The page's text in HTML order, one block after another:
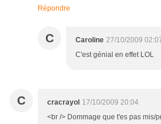
Répondre
C Caroline 27/10/2009
C'est génial en effet LOL
C cracrayol 17/10/2009 20:04
<br /> Dommage que t'es pas mis/